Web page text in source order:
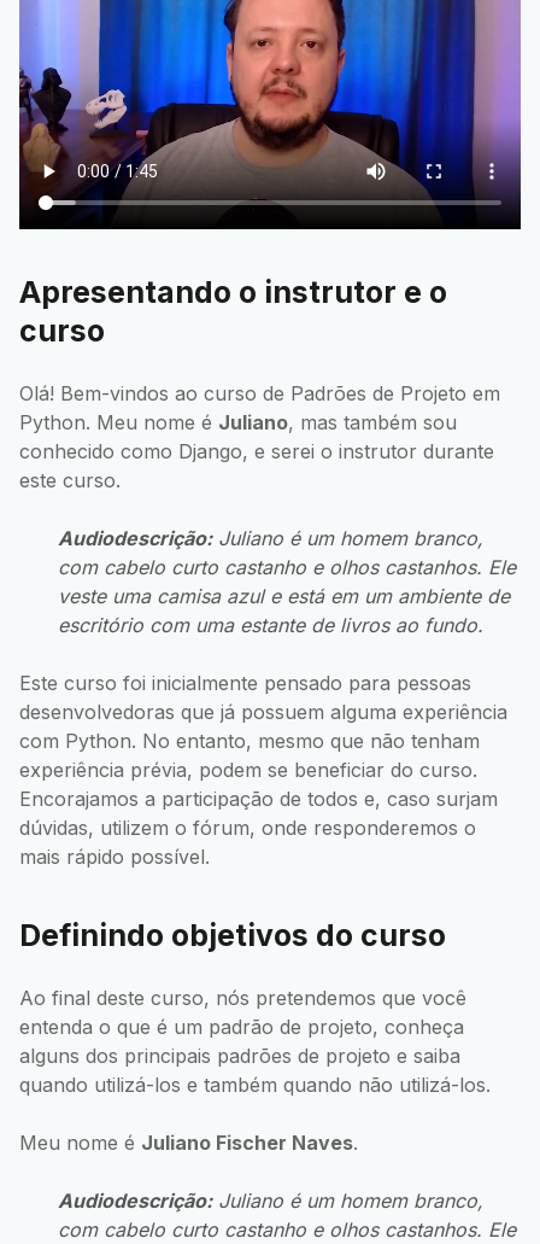
Apresentando o instrutor e o
curso
Olá! Bem-vindos ao curso de Padrões de Projeto em
Python. Meu nome é Juliano, mas também sou
conhecido como Django, e serei o instrutor durante
este curso.
Audiodescrição:Juliano é um homem branco,
com cabelo curto castanho e olhos castanhos. Ele
veste uma camisa azul e está em um ambiente de
escritório com uma estante de livros ao fundo.
Este curso foi inicialmente pensado para pessoas
desenvolvedoras que já possuem alguma experiência
com Python. No entanto, mesmo que não tenham
experiência prévia, podem se beneficiar do curso.
Encorajamos a participação de todos e, caso surjam
dúvidas, utilizem o fórum, onde responderemos o
mais rápido possível.
Definindo objetivos do curso
Ao final deste curso, nós pretendemos que você
entenda o que é um padrão de projeto, conheça
alguns dos principais padrões de projeto e saiba
quando utilizá-los e também quando não utilizá-los.
Meu nome é Juliano Fischer Naves.
Audiodescrição:Juliano é um homem branco,
com cabelo curto castanho e olhos castanhos. Ele